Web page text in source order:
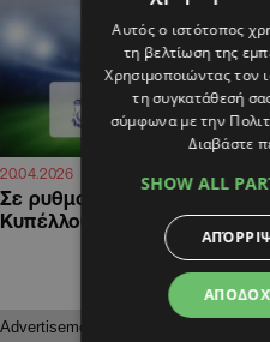
20.04.2026
Σε ρυθμούς τελικού
Κυπέλλου Γυναικών
Αυτός ο ιστότοπος
τη βελτίωση της
Χρησιμοποιώντας τον
τη συγκατάθεσή
σύμφωνα με την
Διαβάστε
SHOW ALL